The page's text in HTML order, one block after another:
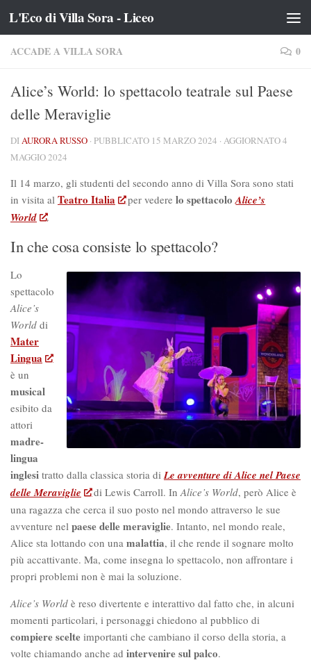
Salta al contenuto
L'Eco di Villa Sora - Liceo
ACCADE A VILLA SORA 0
Alice’s World: lo spettacolo teatrale sul Paese
delle Meraviglie
DIAURORA RUSSO · PUBBLICATO 15 MARZO 2024 · AGGIORNATO4
MAGGIO 2024
Il 14 marzo, gli studenti del secondo anno di Villa Sora sono stati
in visita al Teatro Italia per vederelo spettacoloAlice’s
World
.
In che cosa consiste lo spettacolo?
Lo
spettacolo
Alice’s
World di
Mater
Lingua
è un
musical
esibito da
attori
madre-
lingua
inglesi tratto dalla classica storia diLe avventure di Alice nel Paese
delle Meraviglie
di Lewis Carroll. InAlice’s World, però Alice è
una ragazza che cerca il suo posto nel mondo attraverso le sue
avventure nel paese delle meraviglie. Intanto, nel mondo reale,
Alice sta lottando con una malattia, il che rende il sognare molto
più accattivante. Ma, come insegna lo spettacolo, non affrontare i
propri problemi non è mai la soluzione.
Alice’s World è reso divertente e interattivo dal fatto che, in alcuni
momenti particolari, i personaggi chiedono al pubblico di
compiere scelte importanti che cambiano il corso della storia, a
volte chiamando anche ad intervenire sul palco.